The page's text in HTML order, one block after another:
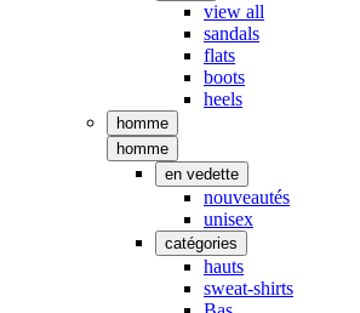
view all
sandals
flats
boots
heels
homme
homme
en vedette
nouveautés
unisex
catégories
hauts
sweat-shirts